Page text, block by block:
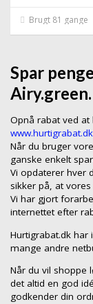
Brugt 81 gange
Spar
Airy.green.
Opnå rabat ved
www.hurtigrabat.dk
Når du bruger
ganske enkelt
Vi opdaterer hver
sikker på, at
Vi har gjort
internettet efter
Hurtigrabat.dk
mange andre
Når du vil shoppe
det altid en god
godkender din